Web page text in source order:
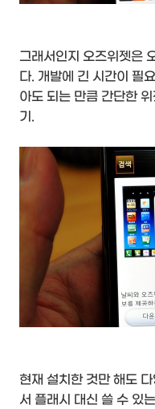
그래서인지 오즈위젯은
다. 개발에 긴 시간이 필
아도 되는 만큼 간단한
기.
현재 설치한 것만 해도
서 플래시 대신 쓸 수 있